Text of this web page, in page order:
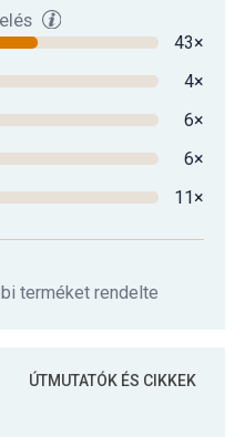
43×
4×
6×
6×
11×
terméket rendelte
ÚTMUTATÓK ÉS CIKKEK